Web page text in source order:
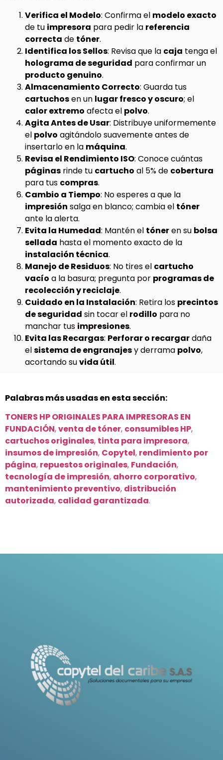
Verifica el Modelo: Confirma el modelo exacto
de tu impresora para pedir la referencia
correcta de tóner.
Identifica los Sellos: Revisa que la caja tenga el
holograma de seguridad para confirmar un
producto genuino.
Almacenamiento Correcto: Guarda tus
cartuchosen un lugar fresco y oscuro; el
calor extremo afecta el polvo.
Agita Antes de Usar: Distribuye uniformemente
el polvo agitándolo suavemente antes de
insertarlo en la máquina.
Revisa el Rendimiento ISO: Conoce cuántas
páginas rinde tu cartucho al 5% de cobertura
para tus compras.
Cambio a Tiempo: No esperes a que la
impresión salga en blanco; cambia el tóner
ante la alerta.
Evita la Humedad: Mantén el tóneren su bolsa
sellada hasta el momento exacto de la
instalación técnica.
Manejo de Residuos: No tires el cartucho
vacío a la basura; pregunta por programas de
recolección y reciclaje.
Cuidado en la Instalación: Retira los precintos
de seguridad sin tocar el rodillo para no
manchar tus impresiones.
Evita las Recargas: Perforar o recargardaña
elsistema de engranajesy derrama polvo,
acortando suvida útil.
Palabras más usadas en esta sección:
TONERS HP ORIGINALES PARA IMPRESORAS EN
FUNDACIÓN,venta de tóner, consumibles HP,
cartuchos originales, tinta para impresora,
insumos de impresión, Copytel, rendimiento por
página, repuestos originales, Fundación,
tecnología de impresión, ahorro corporativo,
mantenimiento preventivo, distribución
autorizada, calidad garantizada.